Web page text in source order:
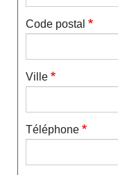
Code postal
Ville
Téléphone